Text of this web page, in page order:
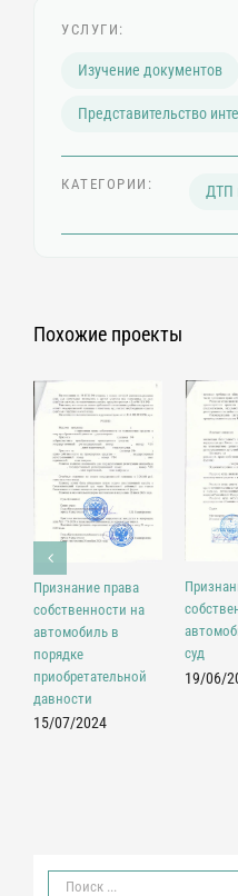
УСЛУГИ:
Изучение документов
Представительство
КАТЕГОРИИ: ДТП
Похожие проекты
Признание права
собственности на
автомобиль в
порядке
приобретательной
давности
15/07/2024
суд
19/06/
Результат